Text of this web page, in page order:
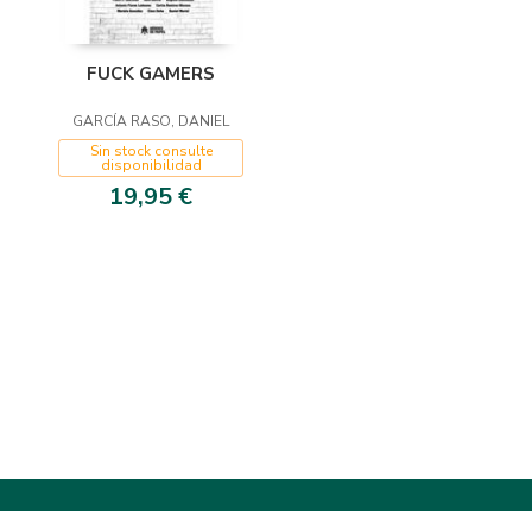
FUCK GAMERS
GARCÍA RASO, DANIEL
Sin stock consulte
disponibilidad
19,95 €